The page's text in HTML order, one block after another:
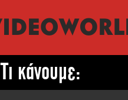
Τι κάνουμε: